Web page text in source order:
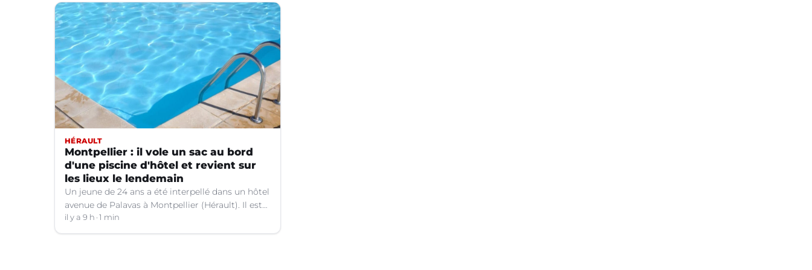
HÉRAULT
Montpellier : il vole un sac au bord
d'une piscine d'hôtel et revient sur
les lieux le lendemain
Un jeune de 24 ans a été interpellé dans un hôtel
avenue de Palavas à Montpellier (Hérault). Il est
suspecté d'avoir volé le sac d'une cliente.
il y a 9 h 1 min